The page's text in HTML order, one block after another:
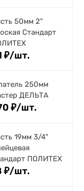
50мм 2"
Стандарт
₽/шт.
250мм
ДЕЛЬТА
₽/шт.
19мм 3/4"
ПОЛИТЕХ
₽/шт.